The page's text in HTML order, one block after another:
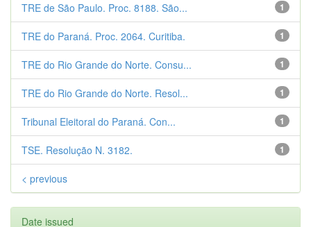
1
TRE de São Paulo. Proc. 8188. São...
1
TRE do Paraná. Proc. 2064. Curitiba.
1
TRE do Rio Grande do Norte. Consu...
1
TRE do Rio Grande do Norte. Resol...
1
Tribunal Eleitoral do Paraná. Con...
1
TSE. Resolução N. 3182.
< previous
Date issued